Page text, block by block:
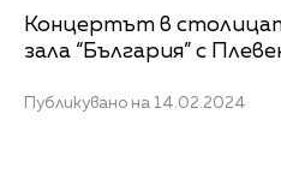
Концертът в
зала “България” с
Публикувано на 14.02.2024